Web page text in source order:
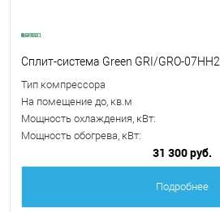
Сплит-система Green GRI/GRO-07HH2
Тип компрессора
На помещение до, кв.м
Мощность охлаждения, кВт:
Мощность обогрева, кВт:
31 300 руб.
Подробнее